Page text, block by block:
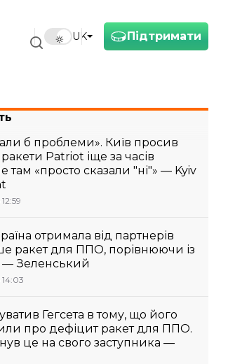
Підтримати
UK
б проблеми». Київ просив
Patriot іще за часів
там «просто сказали "ні"» — Kyiv
отримала від партнерів
ракет для ППО, порівнюючи із
— Зеленський
Гегсета в тому, що його
про дефіцит ракет для ППО.
це на свого заступника —